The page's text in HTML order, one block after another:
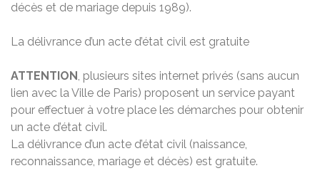
décès et de mariage depuis 1989).
La délivrance d’un acte d’état civil est gratuite
ATTENTION, plusieurs sites internet privés (sans aucun
lien avec la Ville de Paris) proposent un service payant
pour effectuer à votre place les démarches pour obtenir
un acte d’état civil.
La délivrance d’un acte d’état civil (naissance,
reconnaissance, mariage et décès) est gratuite.